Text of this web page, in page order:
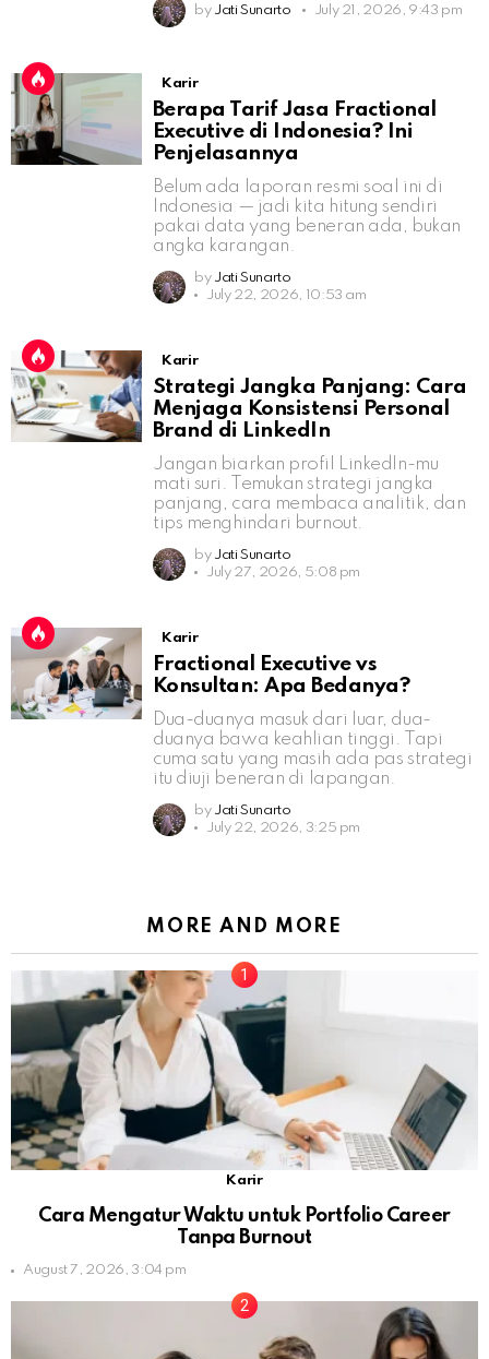
by Jati Sunarto July 21, 2026, 9:43 pm
Karir
Berapa Tarif Jasa Fractional
Executive di Indonesia? Ini
Penjelasannya
Belum ada laporan resmi soal ini di
Indonesia — jadi kita hitung sendiri
pakai data yang beneran ada, bukan
angka karangan.
by Jati Sunarto
July 22, 2026, 10:53 am
Karir
Strategi Jangka Panjang: Cara
Menjaga Konsistensi Personal
Brand di LinkedIn
Jangan biarkan profil LinkedIn-mu
mati suri. Temukan strategi jangka
panjang, cara membaca analitik, dan
tips menghindari burnout.
by Jati Sunarto
July 27, 2026, 5:08 pm
Karir
Fractional Executive vs
Konsultan: Apa Bedanya?
Dua-duanya masuk dari luar, dua-
duanya bawa keahlian tinggi. Tapi
cuma satu yang masih ada pas strategi
itu diuji beneran di lapangan.
by Jati Sunarto
July 22, 2026, 3:25 pm
MORE AND MORE
Karir
Cara Mengatur Waktu untuk Portfolio Career
Tanpa Burnout
August 7, 2026, 3:04 pm